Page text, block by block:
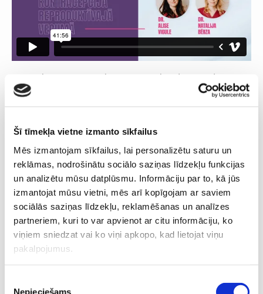
Šī tīmekļa vietne izmanto sīkfailus
Mēs izmantojam sīkfailus, lai personalizētu saturu un
reklāmas, nodrošinātu sociālo saziņas līdzekļu funkcijas
un analizētu mūsu datplūsmu. Informāciju par to, kā jūs
izmantojat mūsu vietni, mēs arī kopīgojam ar saviem
sociālās saziņas līdzekļu, reklamēšanas un analīzes
partneriem, kuri to var apvienot ar citu informāciju, ko
viņiem sniedzat vai ko viņi apkopo, kad lietojat viņu
pakalpojumus.
Nepieciešams
Ja tu vēlies uzzināt par kontracepciju brieduma gados:
Ātrais randiņš ar ginekologu ir pasākums, kas notiek jau otro
izmantoja vairāk nekā 50 sieviešu, kas ne tikai iepazina